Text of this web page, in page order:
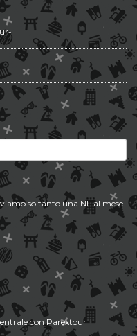
soltanto una NL al mese
con Parextour